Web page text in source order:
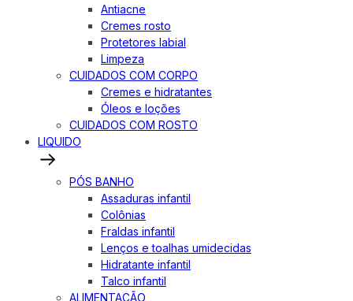
Antiacne
Cremes rosto
Protetores labial
Limpeza
CUIDADOS COM CORPO
Cremes e hidratantes
Óleos e loções
CUIDADOS COM ROSTO
LIQUIDO
PÓS BANHO
Assaduras infantil
Colônias
Fraldas infantil
Lenços e toalhas umidecidas
Hidratante infantil
Talco infantil
ALIMENTAÇÃO